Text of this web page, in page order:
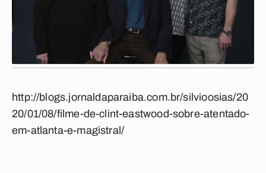
http://blogs.jornaldaparaiba.com.br/silvioosias/20
20/01/08/filme-de-clint-eastwood-sobre-atentado-
em-atlanta-e-magistral/